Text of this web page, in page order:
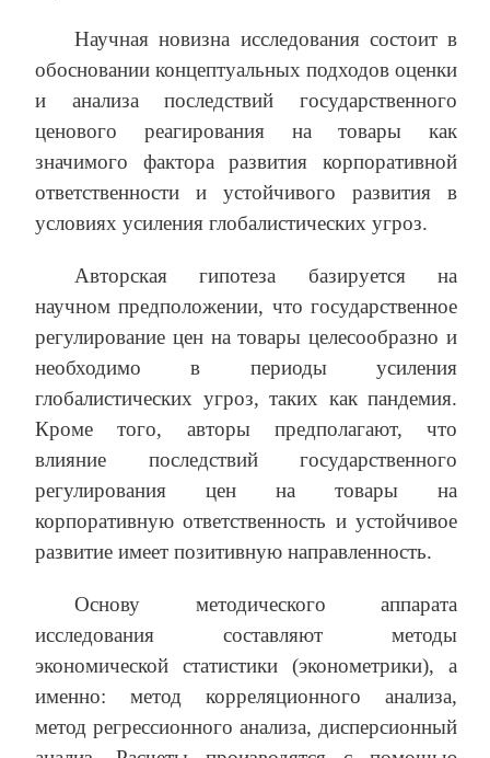
Научная новизна исследования состоит в
обосновании концептуальных подходов оценки
и анализа последствий государственного
ценового реагирования на товары как
значимого фактора развития корпоративной
ответственности и устойчивого развития в
условиях усиления глобалистических угроз.
Авторская гипотеза базируется на
научном предположении, что государственное
регулирование цен на товары целесообразно и
необходимо в периоды усиления
глобалистических угроз, таких как пандемия.
Кроме того, авторы предполагают, что
влияние последствий государственного
регулирования цен на товары на
корпоративную ответственность и устойчивое
развитие имеет позитивную направленность.
Основу методического аппарата
исследования составляют методы
экономической статистики (эконометрики), а
именно: метод корреляционного анализа,
метод регрессионного анализа, дисперсионный